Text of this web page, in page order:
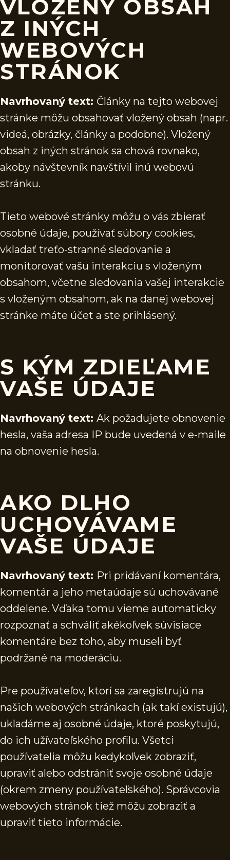
VLOŽENÝ OBSAH
Z INÝCH
WEBOVÝCH
STRÁNOK
Navrhovaný text: Články na tejto webovej
stránke môžu obsahovať vložený obsah (napr.
videá, obrázky, články a podobne). Vložený
obsah z iných stránok sa chová rovnako,
akoby návštevník navštívil inú webovú
stránku.
Tieto webové stránky môžu o vás zbierať
osobné údaje, používať súbory cookies,
vkladať treťo-stranné sledovanie a
monitorovať vašu interakciu s vloženým
obsahom, včetne sledovania vašej interakcie
s vloženým obsahom, ak na danej webovej
stránke máte účet a ste prihlásený.
S KÝM ZDIEĽAME
VAŠE ÚDAJE
Navrhovaný text: Ak požadujete obnovenie
hesla, vaša adresa IP bude uvedená v e-maile
na obnovenie hesla.
AKO DLHO
UCHOVÁVAME
VAŠE ÚDAJE
Navrhovaný text: Pri pridávaní komentára,
komentár a jeho metaúdaje sú uchovávané
oddelene. Vďaka tomu vieme automaticky
rozpoznať a schváliť akékoľvek súvisiace
komentáre bez toho, aby museli byť
podržané na moderáciu.
Pre používateľov, ktorí sa zaregistrujú na
našich webových stránkach (ak takí existujú),
ukladáme aj osobné údaje, ktoré poskytujú,
do ich užívateľského profilu. Všetci
používatelia môžu kedykoľvek zobraziť,
upraviť alebo odstrániť svoje osobné údaje
(okrem zmeny používateľského). Správcovia
webových stránok tiež môžu zobraziť a
upraviť tieto informácie.